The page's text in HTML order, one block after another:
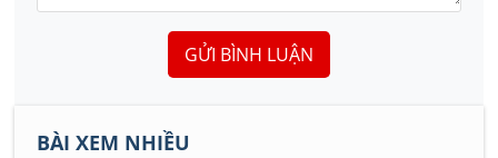
GỬI BÌNH LUẬN
BÀI XEM NHIỀU